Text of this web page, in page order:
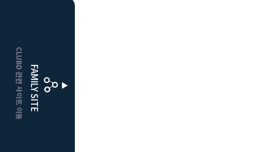
FAMILY SITE
CLUBD 관련 사이트 이동